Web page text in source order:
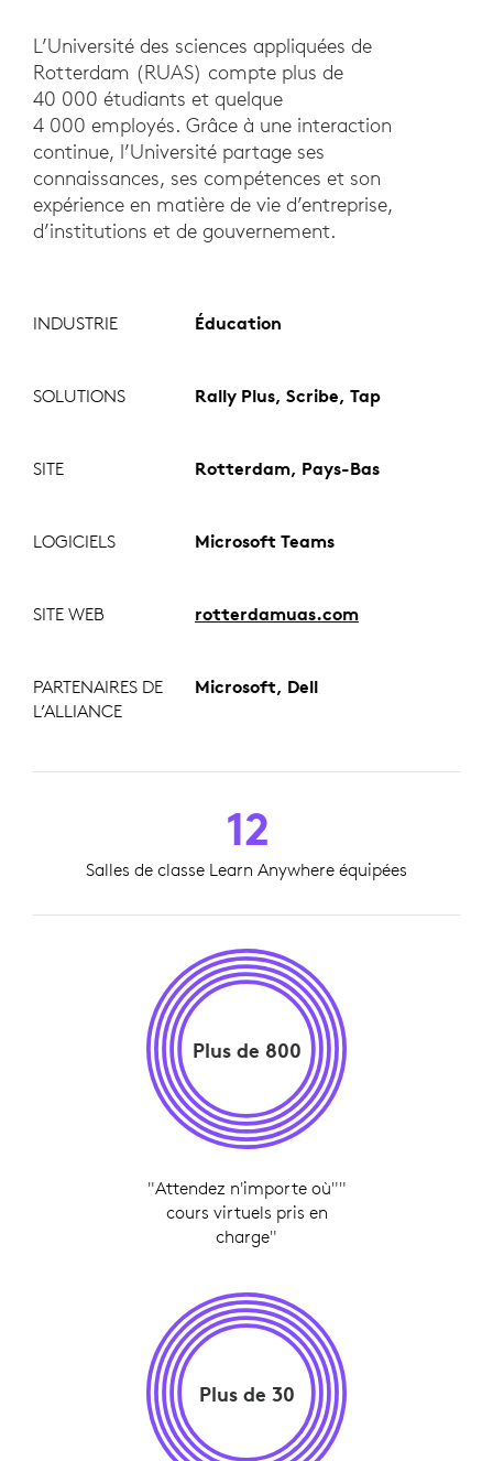
L’Université des sciences appliquées de
Rotterdam (RUAS) compte plus de
40 000 étudiants et quelque
4 000 employés. Grâce à une interaction
continue, l’Université partage ses
connaissances, ses compétences et son
expérience en matière de vie d’entreprise,
d’institutions et de gouvernement.
INDUSTRIE Éducation
SOLUTIONS Rally Plus, Scribe, Tap
SITE Rotterdam, Pays-Bas
LOGICIELS Microsoft Teams
SITE WEB rotterdamuas.com
PARTENAIRES DE
L’ALLIANCE
Microsoft, Dell
12
Salles de classe Learn Anywhere équipées
Plus de 800
"Attendez n'importe où""
cours virtuels pris en
charge"
Plus de 30